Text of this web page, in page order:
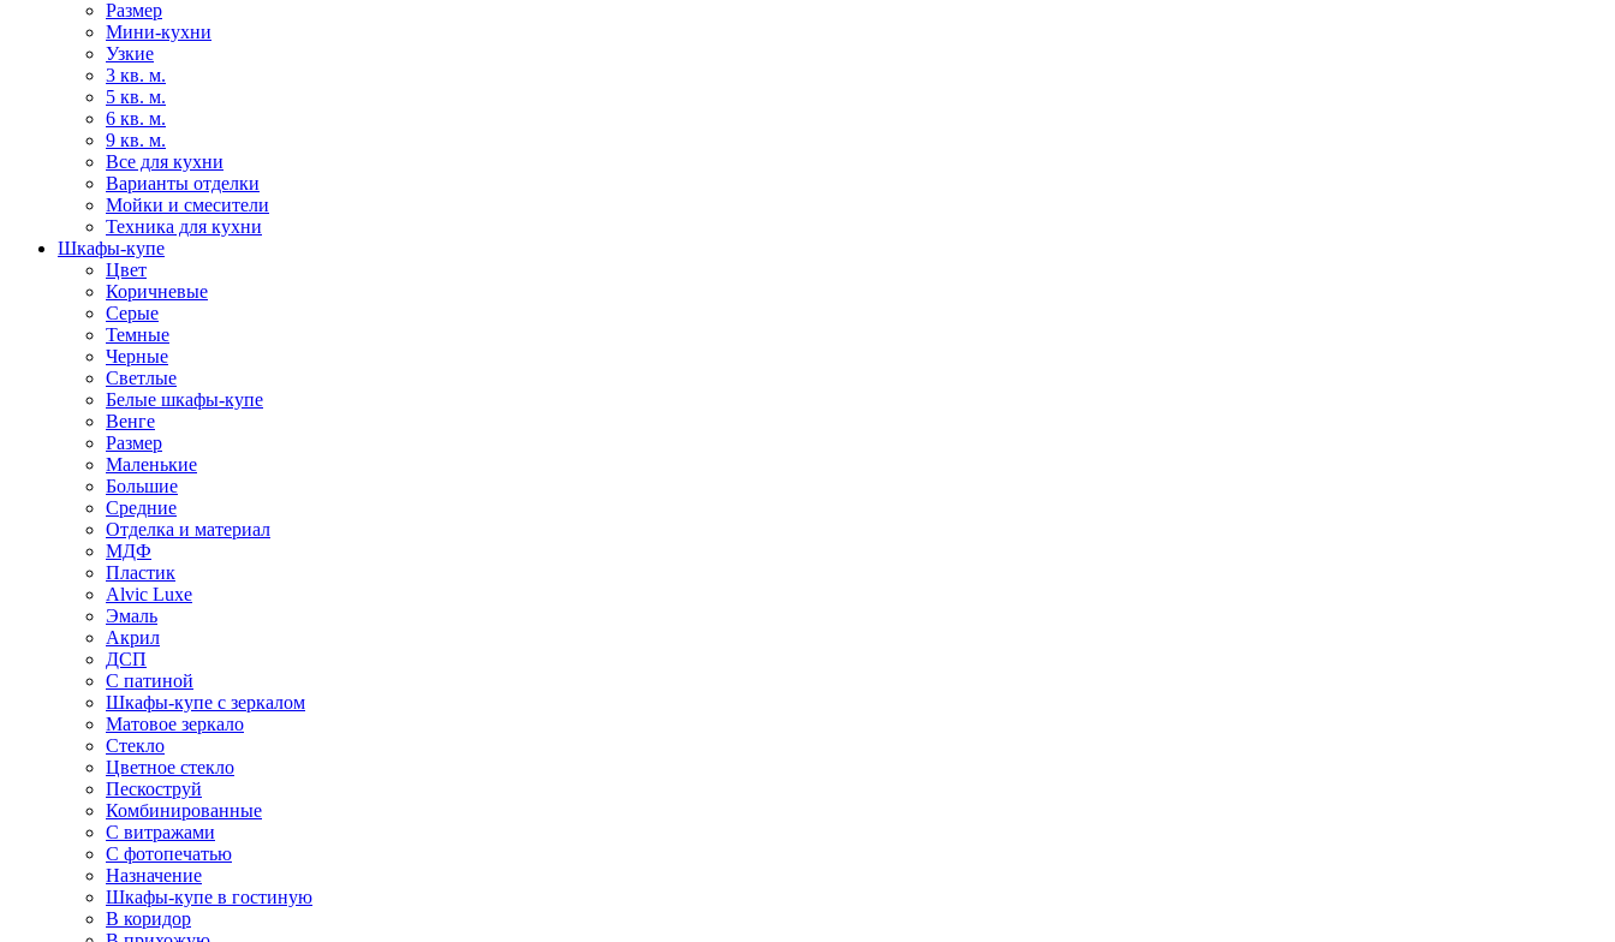
Размер
Мини-кухни
Узкие
3 кв. м.
5 кв. м.
6 кв. м.
9 кв. м.
Все для кухни
Варианты отделки
Мойки и смесители
Техника для кухни
Шкафы-купе
Цвет
Коричневые
Серые
Темные
Черные
Светлые
Белые шкафы-купе
Венге
Размер
Маленькие
Большие
Средние
Отделка и материал
МДФ
Пластик
Alvic Luxe
Эмаль
Акрил
ДСП
С патиной
Шкафы-купе с зеркалом
Матовое зеркало
Стекло
Цветное стекло
Пескоструй
Комбинированные
С витражами
С фотопечатью
Назначение
Шкафы-купе в гостиную
В коридор